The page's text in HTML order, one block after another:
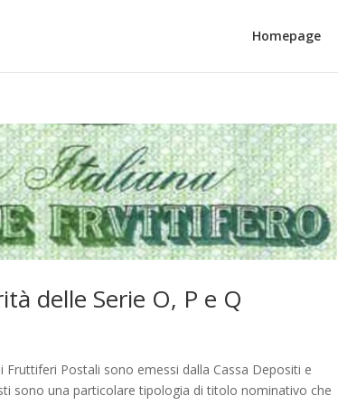
Homepage
delle Serie O, P e Q
Postali sono emessi dalla Cassa Depositi e
sono una particolare tipologia di titolo nominativo che